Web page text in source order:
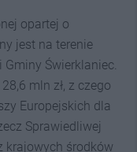
opartej o
jest na terenie
Świerklaniec.
mln zł, z czego
Europejskich dla
Sprawiedliwej
krajowych środków